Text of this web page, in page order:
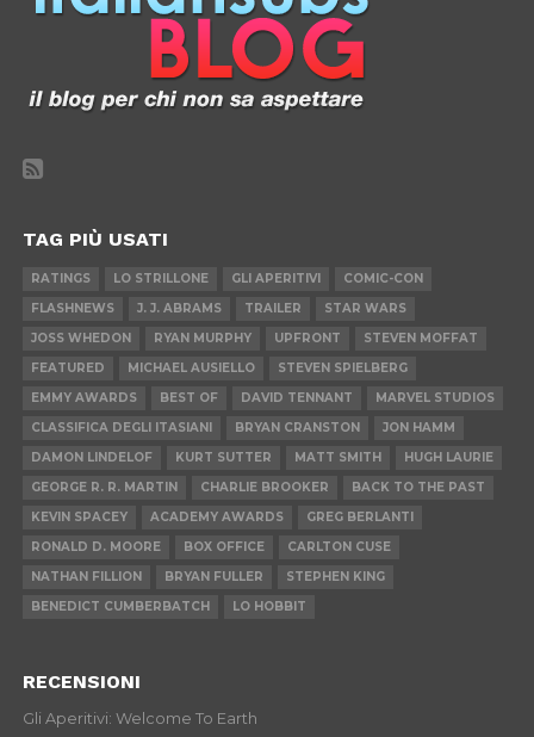
TAG PIÙ USATI
RATINGS LO STRILLONE GLI APERITIVI
COMIC-CON
FLASHNEWS
J. J. ABRAMS TRAILER
STAR WARS
JOSS WHEDON
RYAN MURPHY UPFRONT
STEVEN MOFFAT
FEATURED
MICHAEL AUSIELLO
STEVEN SPIELBERG
EMMY AWARDS
BEST OF DAVID TENNANT
MARVEL STUDIOS
CLASSIFICA DEGLI ITASIANI
BRYAN CRANSTON
JON HAMM
DAMON LINDELOF
KURT SUTTER MATT SMITH
HUGH LAURIE
GEORGE R. R. MARTIN
CHARLIE BROOKER
BACK TO THE PAST
KEVIN SPACEY
ACADEMY AWARDS
GREG BERLANTI
RONALD D. MOORE
BOX OFFICE
CARLTON CUSE
NATHAN FILLION
BRYAN FULLER
STEPHEN KING
BENEDICT CUMBERBATCH
LO HOBBIT
RECENSIONI
Gli Aperitivi: Welcome To Earth